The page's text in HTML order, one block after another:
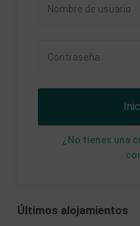
¿No tienes una
Últimos alojamientos